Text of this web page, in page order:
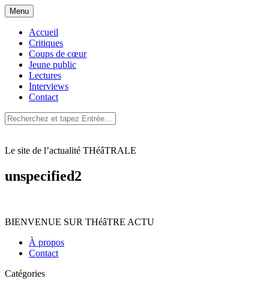
Aller
au
contenu
Menu
Accueil
Critiques
Coups de cœur
Jeune public
Lectures
Interviews
Contact
Le site de l’actualité THéâTRALE
unspecified2
BIENVENUE SUR THéâTRE ACTU
À propos
Contact
Catégories